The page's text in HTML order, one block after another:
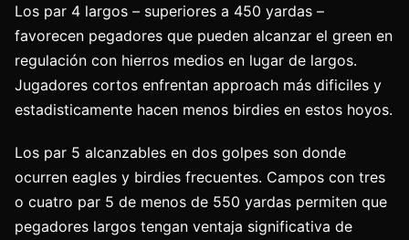
Los par 4 largos – superiores a 450 yardas –
favorecen pegadores que pueden alcanzar el green en
regulación con hierros medios en lugar de largos.
Jugadores cortos enfrentan approach más dificiles y
estadisticamente hacen menos birdies en estos hoyos.
Los par 5 alcanzables en dos golpes son donde
ocurren eagles y birdies frecuentes. Campos con tres
o cuatro par 5 de menos de 550 yardas permiten que
pegadores largos tengan ventaja significativa de